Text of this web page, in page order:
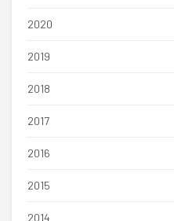
2020
2019
2018
2017
2016
2015
2014